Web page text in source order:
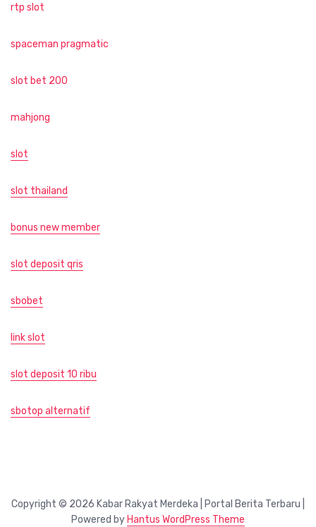
rtp slot
spaceman pragmatic
slot bet 200
mahjong
slot
slot thailand
bonus new member
slot deposit qris
sbobet
link slot
slot deposit 10 ribu
sbotop alternatif
Copyright © 2026 Kabar Rakyat Merdeka | Portal Berita Terbaru |
Powered by Hantus WordPress Theme